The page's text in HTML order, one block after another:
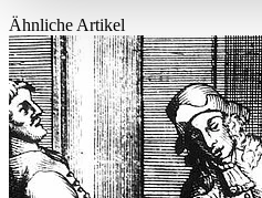
Ähnliche Artikel